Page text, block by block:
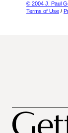
© 2004 J. Paul
Terms of Use /